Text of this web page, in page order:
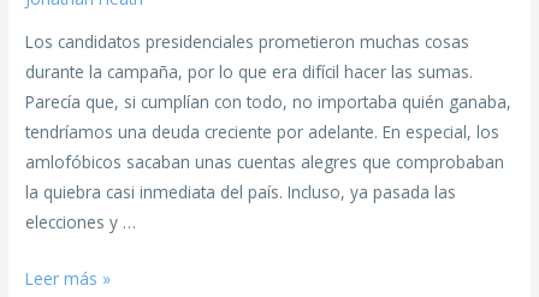
Los candidatos presidenciales prometieron muchas cosas
durante la campaña, por lo que era difícil hacer las sumas.
Parecía que, si cumplían con todo, no importaba quién ganaba,
tendríamos una deuda creciente por adelante. En especial, los
amlofóbicos sacaban unas cuentas alegres que comprobaban
la quiebra casi inmediata del país. Incluso, ya pasada las
elecciones y …
Leer más »